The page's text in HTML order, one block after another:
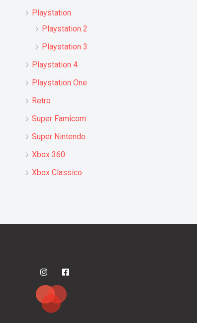
Playstation
Playstation 2
Playstation 3
Playstation 4
Playstation One
Retro
Super Famicom
Super Nintendo
Xbox 360
Xbox Classico